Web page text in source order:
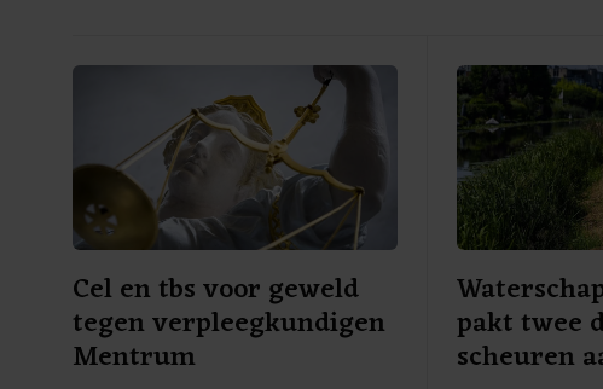
Cel en tbs voor geweld
tegen verpleegkundigen
Mentrum
pakt twee
scheuren